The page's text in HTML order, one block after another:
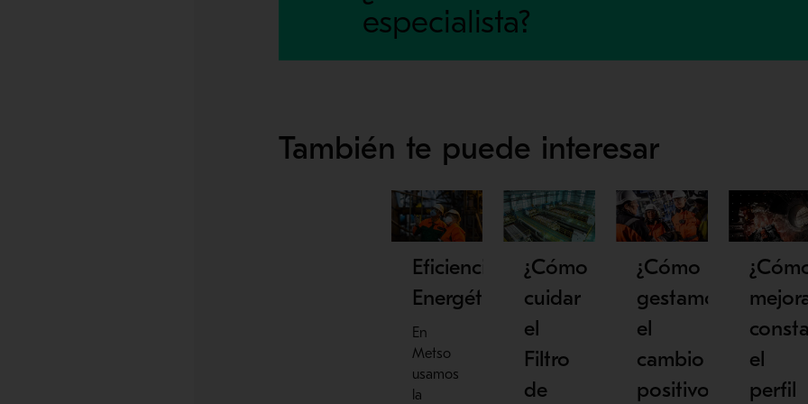
especialista?
También te puede interesar
Eficiencia
Energética
En
Metso
usamos
la
¿Cómo
cuidar
el
Filtro
de
¿Cómo
gestamos
el
cambio
positivo
el
perfil